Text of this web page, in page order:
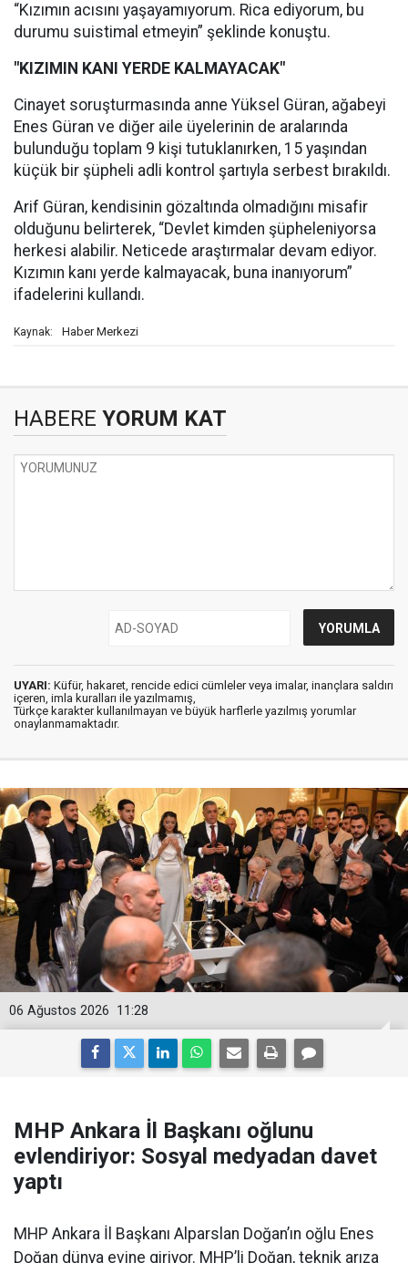
“Kızımın acısını yaşayamıyorum. Rica ediyorum, bu
durumu suistimal etmeyin” şeklinde konuştu.
"KIZIMIN KANI YERDE KALMAYACAK"
Cinayet soruşturmasında anne Yüksel Güran, ağabeyi
Enes Güran ve diğer aile üyelerinin de aralarında
bulunduğu toplam 9 kişi tutuklanırken, 15 yaşından
küçük bir şüpheli adli kontrol şartıyla serbest bırakıldı.
Arif Güran, kendisinin gözaltında olmadığını misafir
olduğunu belirterek, “Devlet kimden şüpheleniyorsa
herkesi alabilir. Neticede araştırmalar devam ediyor.
Kızımın kanı yerde kalmayacak, buna inanıyorum”
ifadelerini kullandı.
Kaynak: Haber Merkezi
HABERE YORUM KAT
UYARI: Küfür, hakaret, rencide edici cümleler veya imalar, inançlara saldırı
içeren, imla kuralları ile yazılmamış,
Türkçe karakter kullanılmayan ve büyük harflerle yazılmış yorumlar
onaylanmamaktadır.
11:28
06 Ağustos 2026
MHP Ankara İl Başkanı oğlunu
evlendiriyor: Sosyal medyadan davet
yaptı
MHP Ankara İl Başkanı Alparslan Doğan’ın oğlu Enes
Doğan dünya evine giriyor. MHP’li Doğan, teknik arıza